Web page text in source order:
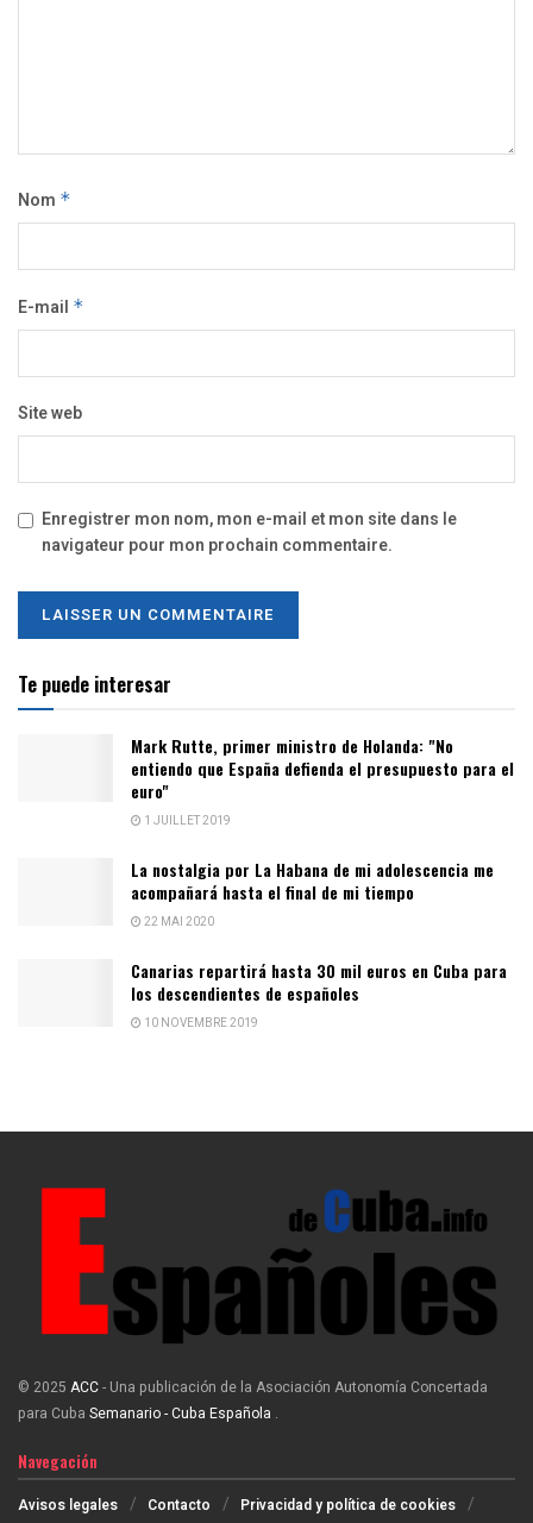
Nom *
E-mail *
Site web
Enregistrer mon nom, mon e-mail et mon site dans le
navigateur pour mon prochain commentaire.
Te puede interesar
Mark Rutte, primer ministro de Holanda: "No
entiendo que España defienda el presupuesto para el
euro"
1 JUILLET 2019
La nostalgia por La Habana de mi adolescencia me
acompañará hasta el final de mi tiempo
22 MAI 2020
Canarias repartirá hasta 30 mil euros en Cuba para
los descendientes de españoles
10 NOVEMBRE 2019
© 2025 ACC- Una publicación de la Asociación Autonomía Concertada
para Cuba Semanario - Cuba Española .
Navegación
Avisos legales Contacto
Privacidad y política de cookies